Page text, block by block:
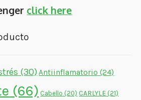
click here
(30)Antiinflamatorio (24)
(66) Cabello (20) CARLYLE(21)